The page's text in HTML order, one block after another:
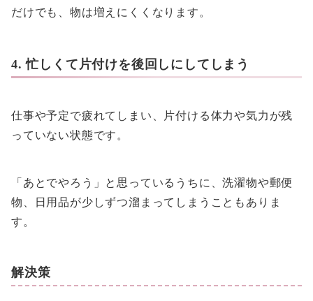
だけでも、物は増えにくくなります。
4. 忙しくて片付けを後回しにしてしまう
仕事や予定で疲れてしまい、片付ける体力や気力が残
っていない状態です。
「あとでやろう」と思っているうちに、洗濯物や郵便
物、日用品が少しずつ溜まってしまうこともありま
す。
解決策